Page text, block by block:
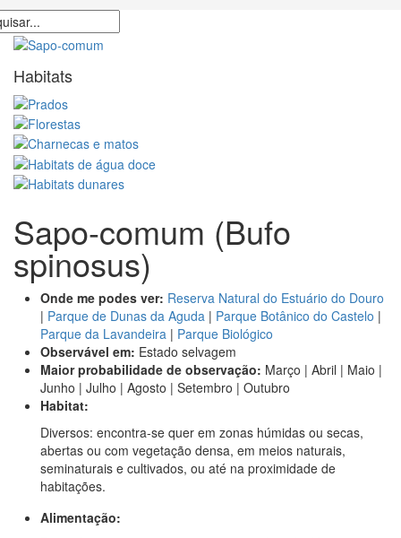
Habitats
Sapo-comum (Bufo
spinosus)
Onde me podes ver: Reserva Natural do Estuário do Douro
| Parque de Dunas da Aguda | Parque Botânico do Castelo |
Parque da Lavandeira | Parque Biológico
Observável em: Estado selvagem
Maior probabilidade de observação: Março | Abril | Maio |
Junho | Julho | Agosto | Setembro | Outubro
Habitat:
Diversos: encontra-se quer em zonas húmidas ou secas,
abertas ou com vegetação densa, em meios naturais,
seminaturais e cultivados, ou até na proximidade de
habitações.
Alimentação: